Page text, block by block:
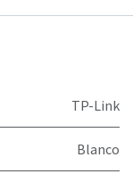
TP-Link
Blanco